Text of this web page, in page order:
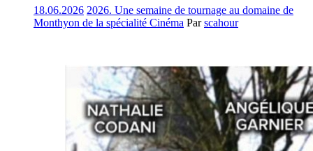
18.06.2026 2026. Une semaine de tournage au domaine de
Monthyon de la spécialité Cinéma Parscahour